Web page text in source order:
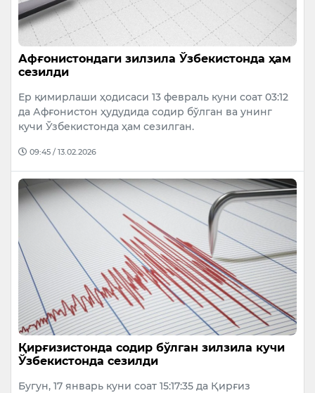
Афғонистондаги зилзила Ўзбекистонда ҳам
сезилди
Ер қимирлаши ҳодисаси 13 февраль куни соат 03:12
да Афғонистон ҳудудида содир бўлган ва унинг
кучи Ўзбекистонда ҳам сезилган.
09:45 / 13.02.2026
Қирғизистонда содир бўлган зилзила кучи
Ўзбекистонда сезилди
Бугун, 17 январь куни соат 15:17:35 да Қирғиз